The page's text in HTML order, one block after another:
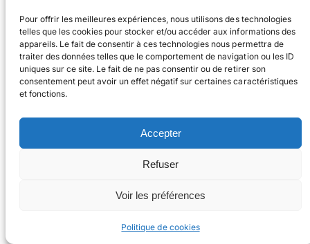
Pour offrir les meilleures expériences, nous utilisons des technologies
telles que les cookies pour stocker et/ou accéder aux informations des
appareils. Le fait de consentir à ces technologies nous permettra de
traiter des données telles que le comportement de navigation ou les ID
uniques sur ce site. Le fait de ne pas consentir ou de retirer son
consentement peut avoir un effet négatif sur certaines caractéristiques
et fonctions.
Accepter
Refuser
Voir les préférences
Politique de cookies